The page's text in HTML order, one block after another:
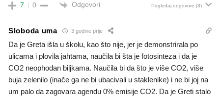
7 0 Odgovori Pogledaj odgovore (3)
Sloboda uma 3 godine prije
Da je Greta išla u školu, kao što nije, jer je demonstrirala po
ulicama i plovila jahtama, naučila bi šta je fotosinteza i da je
CO2 neophodan biljkama. Naučila bi da što je više CO2, više
buja zelenilo (inače ga ne bi ubacivali u staklenike) i ne bi joj na
um palo da zagovara agendu 0% emisije CO2. Da je Greti stalo